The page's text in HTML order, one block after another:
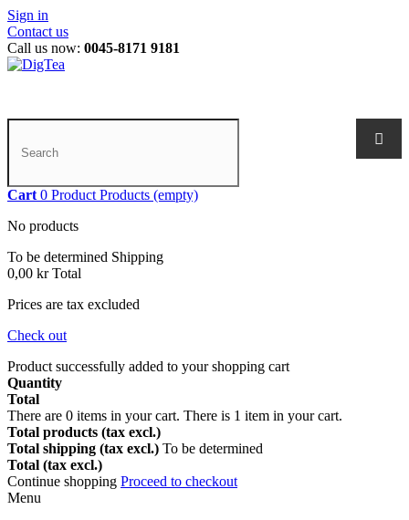
Sign in
Contact us
Call us now: 0045-8171 9181
Cart 0 Product Products (empty)
No products
To be determined Shipping
0,00 kr Total
Prices are tax excluded
Check out
Product successfully added to your shopping cart
Quantity
Total
There are 0 items in your cart. There is 1 item in your cart.
Total products (tax excl.)
Total shipping (tax excl.) To be determined
Total (tax excl.)
Continue shopping Proceed to checkout
Menu